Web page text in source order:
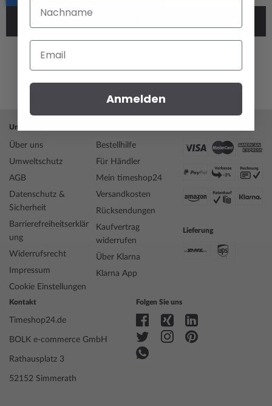
Unternehmen
Über uns
Umweltschutz
AGB
Datenschutz &
Sicherheit
Barrierefreiheitserklär
ung
Widerrufsrecht
Impressum
Cookie Einstellungen
Bestellhilfe
Für Händler
Mein timeshop24
Versandkosten
Rücksendungen
Kaufvertrag
widerrufen
Über Klarna
Klarna App
Lieferung
Kontakt
Timeshop24.de
BOLK e-commerce GmbH
Rathausplatz 3
52152 Simmerath
Folgen Sie uns
Nachname
Email
Anmelden